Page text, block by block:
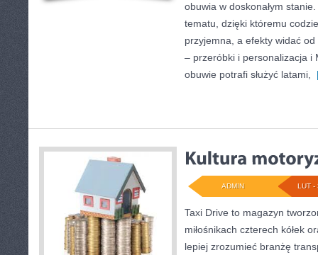
obuwia w doskonałym
tematu, dzięki któremu
przyjemna, a efekty widać
– przeróbki i personalizacja i
obuwie potrafi służyć latami,
LUT -
ADMIN
Taxi Drive to magazyn
miłośnikach czterech kółek
lepiej zrozumieć branżę